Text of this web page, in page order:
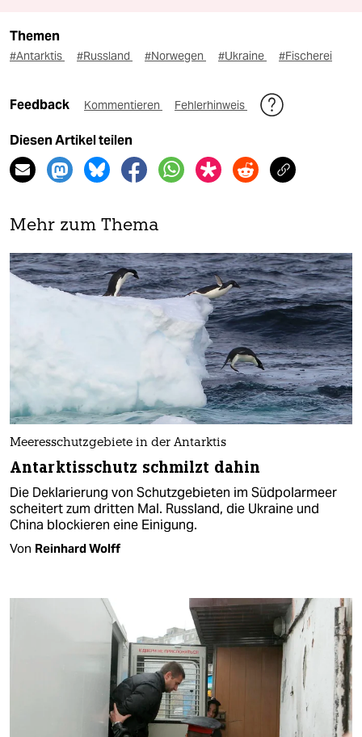
Themen
#Antarktis #Russland #Norwegen #Ukraine #Fischerei
Feedback Kommentieren Fehlerhinweis
Diesen Artikel teilen
Mehr zum Thema
Meeresschutzgebiete in der Antarktis
Antarktisschutz schmilzt dahin
Die Deklarierung von Schutzgebieten im Südpolarmeer
scheitert zum dritten Mal. Russland, die Ukraine und
China blockieren eine Einigung.
Von Reinhard Wolff